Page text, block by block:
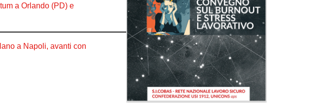
a Orlando (PD) e
a Napoli, avanti con